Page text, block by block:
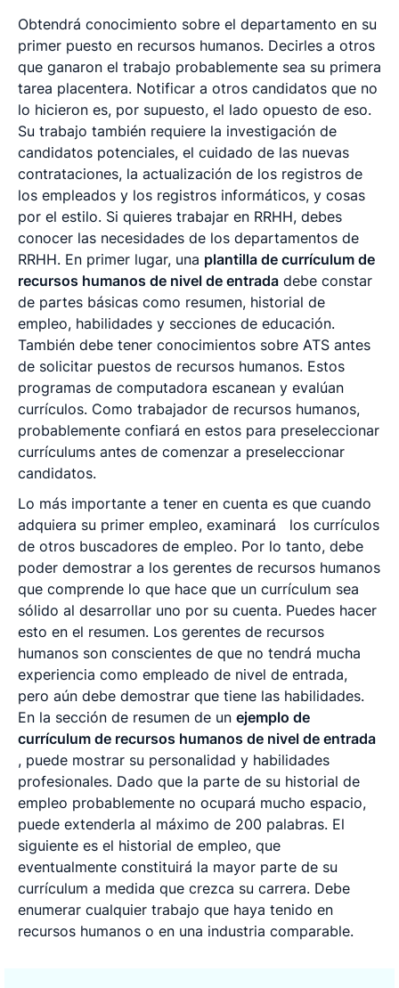
Obtendrá conocimiento sobre el departamento en su
primer puesto en recursos humanos. Decirles a otros
que ganaron el trabajo probablemente sea su primera
tarea placentera. Notificar a otros candidatos que no
lo hicieron es, por supuesto, el lado opuesto de eso.
Su trabajo también requiere la investigación de
candidatos potenciales, el cuidado de las nuevas
contrataciones, la actualización de los registros de
los empleados y los registros informáticos, y cosas
por el estilo. Si quieres trabajar en RRHH, debes
conocer las necesidades de los departamentos de
RRHH. En primer lugar, una plantilla de currículum de
recursos humanos de nivel de entrada debe constar
de partes básicas como resumen, historial de
empleo, habilidades y secciones de educación.
También debe tener conocimientos sobre ATS antes
de solicitar puestos de recursos humanos. Estos
programas de computadora escanean y evalúan
currículos. Como trabajador de recursos humanos,
probablemente confiará en estos para preseleccionar
currículums antes de comenzar a preseleccionar
candidatos.
Lo más importante a tener en cuenta es que cuando
adquiera su primer empleo, examinará
los currículos
de otros buscadores de empleo. Por lo tanto, debe
poder demostrar a los gerentes de recursos humanos
que comprende lo que hace que un currículum sea
sólido al desarrollar uno por su cuenta. Puedes hacer
esto en el resumen. Los gerentes de recursos
humanos son conscientes de que no tendrá mucha
experiencia como empleado de nivel de entrada,
pero aún debe demostrar que tiene las habilidades.
En la sección de resumen de un ejemplo de
currículum de recursos humanos de nivel de entrada
, puede mostrar su personalidad y habilidades
profesionales. Dado que la parte de su historial de
empleo probablemente no ocupará mucho espacio,
puede extenderla al máximo de 200 palabras. El
siguiente es el historial de empleo, que
eventualmente constituirá la mayor parte de su
currículum a medida que crezca su carrera. Debe
enumerar cualquier trabajo que haya tenido en
recursos humanos o en una industria comparable.